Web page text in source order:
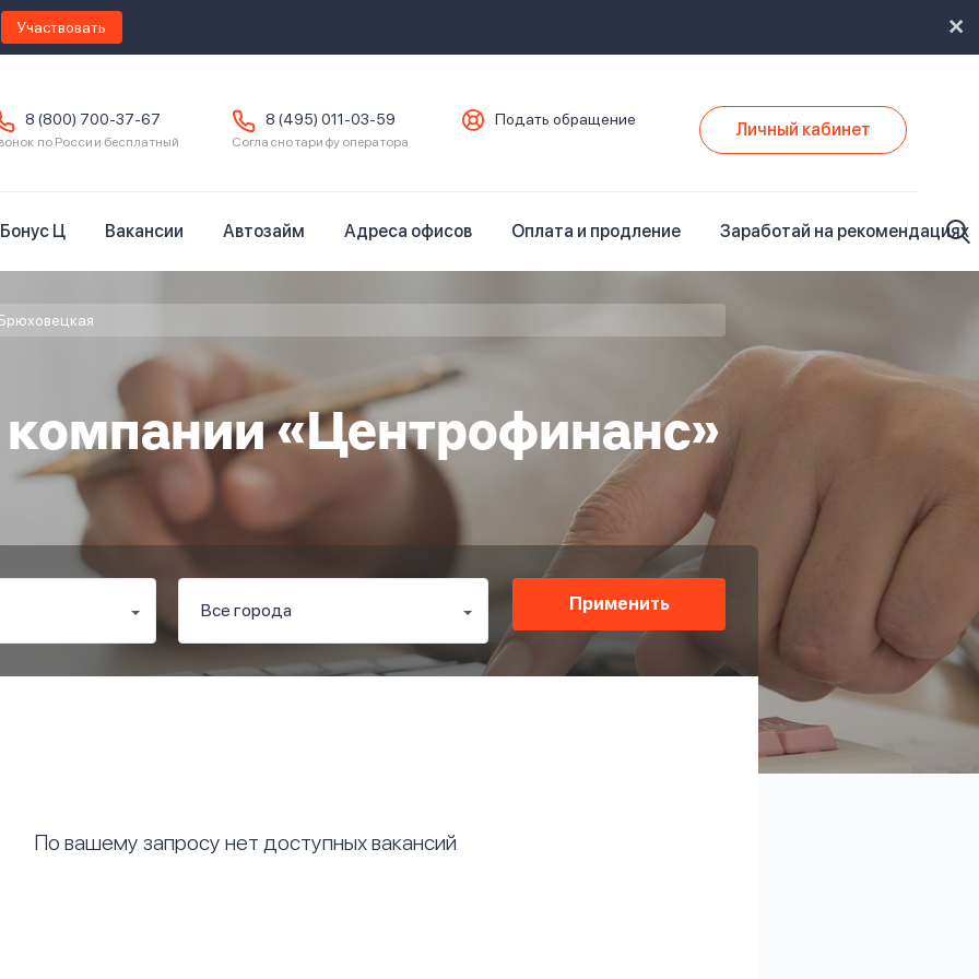
Участвовать
8 (800) 700-37-67
по России бесплатный
8 (495) 011-03-59
Согласно тарифу оператора
Подать обращение Личный кабинет
Бонус Ц Вакансии Автозайм Адреса офисов Оплата и продление Заработай на рекомендациях
компании «Центрофинанс»
Применить
По вашему запросу нет доступных вакансий